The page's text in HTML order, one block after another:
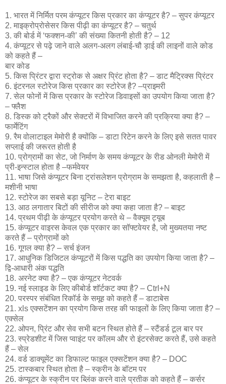
1. भारत में निर्मित परम कंप्यूटर किस प्रकार का कंप्यूटर है? – सुपर कंप्यूटर
2. माइक्रोप्रोसेसर किस पीढ़ी का कंप्यूटर है? – चतुर्थ
3. की बोर्ड में ‘फक्शन-की’ की संख्या कितनी होती है? – 12
4. कंप्यूटर से पढ़े जाने वाले अलग-अलग लंबाई-चौ ड़ाई की लाइनों वाले कोड
को कहते हैं –
बार कोड
5. किस प्रिंटर द्वारा स्ट्रोक से अक्षर प्रिंट होता है? – डाट मैट्रिक्स प्रिंटर
6. इंटरनल स्टोरेज किस प्रकार का स्टोरेज है? –प्राइमरी
7. सेल फोनों में किस प्रकार के स्टोरेज डिवाइसों का उपयोग किया जाता है?
– फ्लैश
8. डिस्क को ट्रैकों और सेक्टरों में विभाजित करने की प्रक्रिया क्या है? –
फार्मेटिंग
9. रैम वोलाटाइल मेमोरी है क्योंकि – डाटा रिटेन करने के लिए इसे सतत पावर
सप्लाई की जरूरत होती है
10. प्रोग्रामों का सेट, जो निर्माण के समय कंप्यूटर के रीड ओनली मेमोरी में
प्री-इन्स्टाल होता है –फर्मवेयर
11. भाषा जिसे कंप्यूटर बिना ट्रांसलेशन प्रोग्राम के समझता है, कहलाती है –
मशीनी भाषा
12. स्टोरेज का सबसे बड़ा यूनिट – टेरा बाइट
13. आठ लगातार बिटों की सीरीज को क्या कहा जाता है? – बाइट
14. प्रथम पीढ़ी के कंप्यूटर प्रयोग करते थे – वैक्यूम ट्यूब
15. कंप्यूटर वाइरस केवल एक प्रकार का सॉफ्टवेयर है, जो मुख्यतया नष्ट
करते हैं – प्रोग्रामों को
16. गूगल क्या है? – सर्च इंजन
17. आधुनिक डिजिटल कंप्यूटरों में किस पद्धति का उपयोग किया जाता है? –
द्वि-आधारी अंक पद्धति
18. अरनेट क्या है? – एक कंप्यूटर नेटवर्क
19. नई स्लाइड के लिए कीबोर्ड शॉर्टकट क्या है? – Ctrl+N
20. परस्पर संबंधित रिकॉर्ड के समूह को कहते हैं – डाटाबेस
21. xls एक्सटेंशन का प्रयोग किस तरह की फाइलों के लिए किया जाता है? –
एक्सेल
22. ओपन, प्रिंट और सेव सभी बटन स्थित होते हैं – स्टैंडर्ड टूल बार पर
23. स्प्रेडशीट में जिस प्वाइंट पर कॉलम और रो इंटरसेक्ट करते हैं, उसे कहते
हैं – सेल
24. वर्ड डाक्यूमेंट का डिफाल्ट फाइल एक्सटेंशन क्या है? – DOC
25. टास्कबार स्थित होता है – स्क्रीन के बॉटम पर
26. कंप्यूटर के स्क्रीन पर ब्लिंक करने वाले प्रतीक को कहते हैं – कर्सर